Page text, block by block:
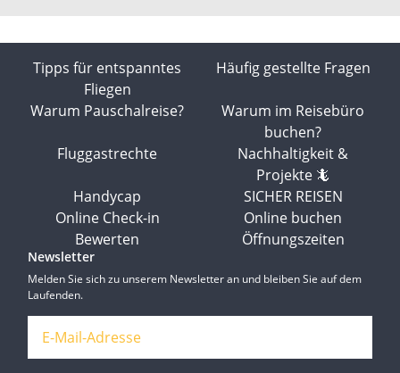
Tipps für entspanntes
Fliegen
Häufig gestellte Fragen
Warum Pauschalreise?
Warum im Reisebüro
buchen?
Fluggastrechte
Nachhaltigkeit &
Projekte 🦎
Handycap
SICHER REISEN
Online Check-in
Online buchen
Bewerten
Öffnungszeiten
Newsletter
Melden Sie sich zu unserem Newsletter an und bleiben Sie auf dem
Laufenden.